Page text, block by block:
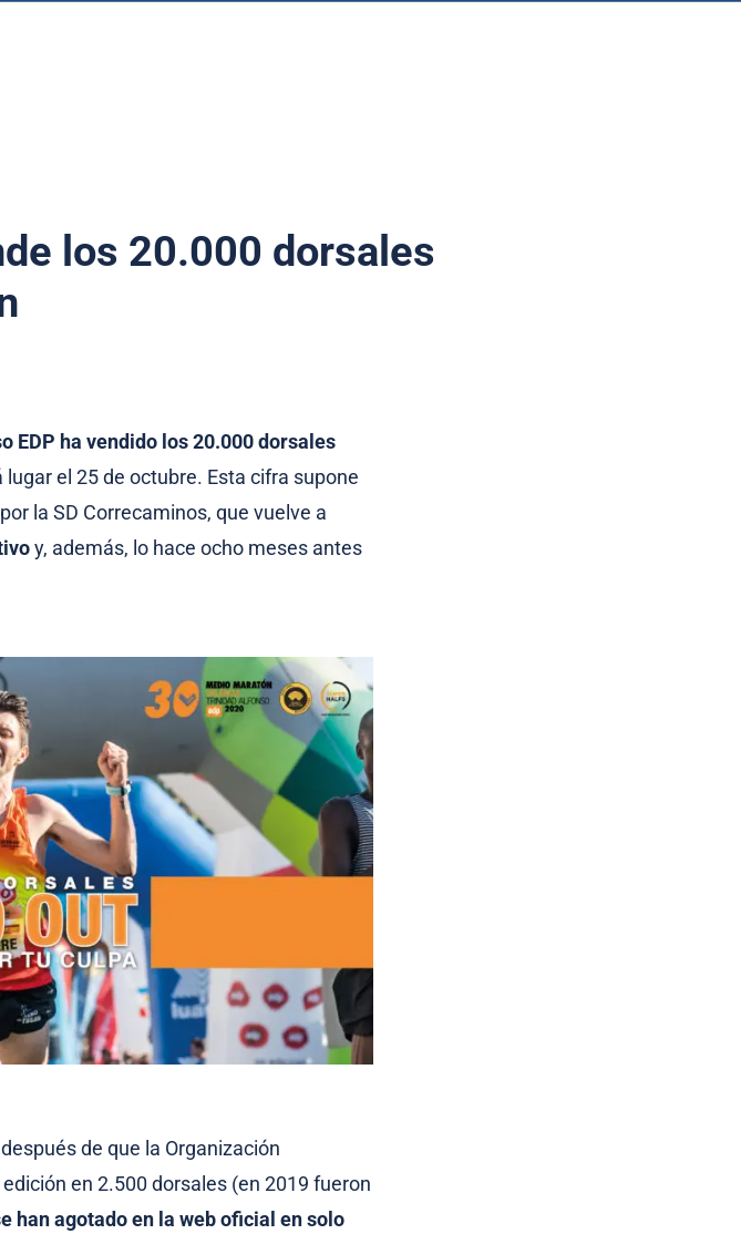
los 20.000 dorsales
EDP ha vendido los 20.000 dorsales
lugar el 25 de octubre. Esta cifra supone
la SD Correcaminos, que vuelve a
y, además, lo hace ocho meses antes
de que la Organización
en 2.500 dorsales (en 2019 fueron
han agotado en la web oficial en solo